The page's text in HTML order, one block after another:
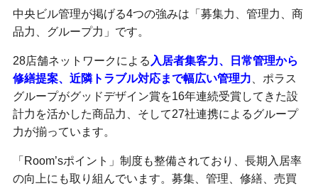
中央ビル管理が掲げる4つの強みは「募集力、管理力、商
品力、グループ力」です。
28店舗ネットワークによる 入居者集客力、日常管理から
修繕提案、近隣トラブル対応まで幅広い管理力 、ポラス
グループがグッドデザイン賞を16年連続受賞してきた設
計力を活かした商品力、そして27社連携によるグループ
力が揃っています。
「Room’sポイント」制度も整備されており、長期入居率
の向上にも取り組んでいます。募集、管理、修繕、売買